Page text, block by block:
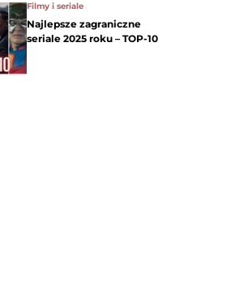
Filmy i seriale
Najlepsze zagraniczne
seriale 2025 roku – TOP-10